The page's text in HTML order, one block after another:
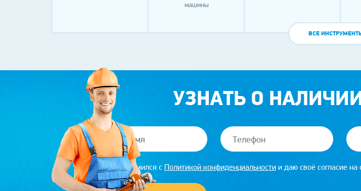
машины
ВСЕ
УЗНАТЬ О
Я ознакомился с Политикой конфиденциальностии даю своё согласие на